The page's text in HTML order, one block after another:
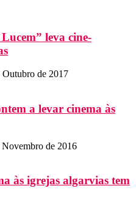
leva cine-
Outubro de 2017
a levar cinema às
Novembro de 2016
às igrejas algarvias tem